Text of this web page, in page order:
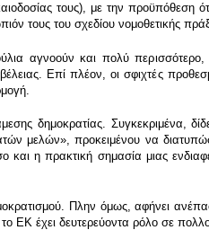
τους), με την προϋπόθεση
τους του σχεδίου νομοθετικής
αγνοούν και πολύ
Επί πλέον, οι σφιχτές
δημοκρατίας. Συγκεκριμένα,
μελών», προκειμένου να
και η πρακτική σημασία μιας
Πλην όμως, αφήνει
έχει δευτερεύοντα ρόλο σε